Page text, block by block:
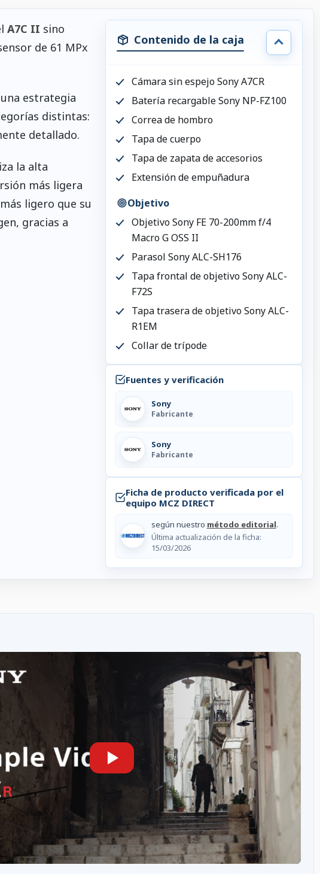
A7C II sino
de 61 MPx
estrategia
distintas:
detallado.
la alta
más ligera
ligero que su
gracias a
Contenido de la caja
Cámara sin espejo Sony A7CR
Batería recargable Sony NP-FZ100
Correa de hombro
Tapa de cuerpo
Tapa de zapata de accesorios
Extensión de empuñadura
Objetivo
Objetivo Sony FE 70-200mm f/4
Macro G OSS II
Parasol Sony ALC-SH176
Tapa frontal de objetivo Sony ALC-
F72S
Tapa trasera de objetivo Sony ALC-
R1EM
Collar de trípode
Fuentes y verificación
Sony
Fabricante
Sony
Fabricante
Ficha de producto verificada por el
equipo MCZ DIRECT
según nuestro método editorial.
Última actualización de la ficha:
15/03/2026